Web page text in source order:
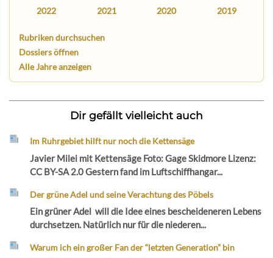
2022 2021 2020 2019
Rubriken durchsuchen
Dossiers öffnen
Alle Jahre anzeigen
Dir gefällt vielleicht auch
Im Ruhrgebiet hilft nur noch die Kettensäge
Javier Milei mit Kettensäge Foto: Gage Skidmore Lizenz:
CC BY-SA 2.0 Gestern fand im Luftschiffhangar...
Der grüne Adel und seine Verachtung des Pöbels
Ein grüner Adel will die Idee eines bescheideneren Lebens
durchsetzen. Natürlich nur für die niederen...
Warum ich ein großer Fan der “letzten Generation” bin